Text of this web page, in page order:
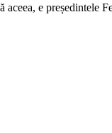
e președintele